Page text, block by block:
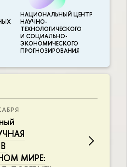
НАЦИОНАЛЬНЫЙ ЦЕНТР
НАУЧНО-
ТЕХНОЛОГИЧЕСКОГО
И СОЦИАЛЬНО-
ЭКОНОМИЧЕСКОГО
ПРОГНОЗИРОВАНИЯ
МИРЕ: